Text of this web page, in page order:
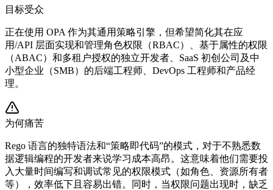
目标受众
正在使用 OPA 作为其通用策略引擎，但希望简化其在应
用/API 层面实现和管理角色权限（RBAC）、基于属性的权限
（ABAC）和多租户授权的独立开发者、SaaS 初创公司及中
小型企业（SMB）的后端工程师、DevOps 工程师和产品经
理。
为何痛苦
Rego 语言的独特语法和“策略即代码”的模式，对于不熟悉数
据逻辑编程的开发者来说学习成本高昂。这意味着他们需要投
入大量时间编写和调试常见的权限模式（如角色、资源所有者
等），效率低下且容易出错。同时，当权限问题出现时，缺乏